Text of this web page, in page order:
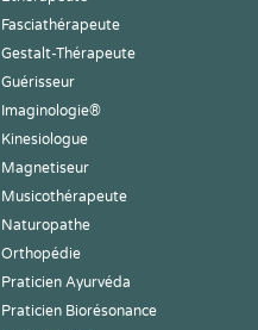
Fasciathérapeute
Gestalt-Thérapeute
Guérisseur
Imaginologie®
Kinesiologue
Magnetiseur
Musicothérapeute
Naturopathe
Orthopédie
Praticien Ayurvéda
Praticien Biorésonance